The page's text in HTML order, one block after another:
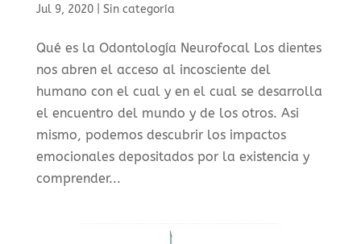
Jul 9, 2020| Sin categoría
Qué es la Odontología Neurofocal Los dientes
nos abren el acceso al incosciente del
humano con el cual y en el cual se desarrolla
el encuentro del mundo y de los otros. Asi
mismo, podemos descubrir los impactos
emocionales depositados por la existencia y
comprender...